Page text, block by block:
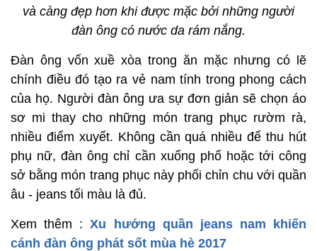
và càng đẹp hơn khi được mặc bởi những người
đàn ông có nước da rám nắng.
Đàn ông vốn xuề xòa trong ăn mặc nhưng có lẽ
chính điều đó tạo ra vẻ nam tính trong phong cách
của họ. Người đàn ông ưa sự đơn giản sẽ chọn áo
sơ mi thay cho những món trang phục rườm rà,
nhiều điểm xuyết. Không cần quá nhiều để thu hút
phụ nữ, đàn ông chỉ cần xuống phố hoặc tới công
sở bằng món trang phục này phối chỉn chu với quần
âu - jeans tối màu là đủ.
Xem thêm :Xu hướng quần jeans nam khiến
cánh đàn ông phát sốt mùa hè 2017